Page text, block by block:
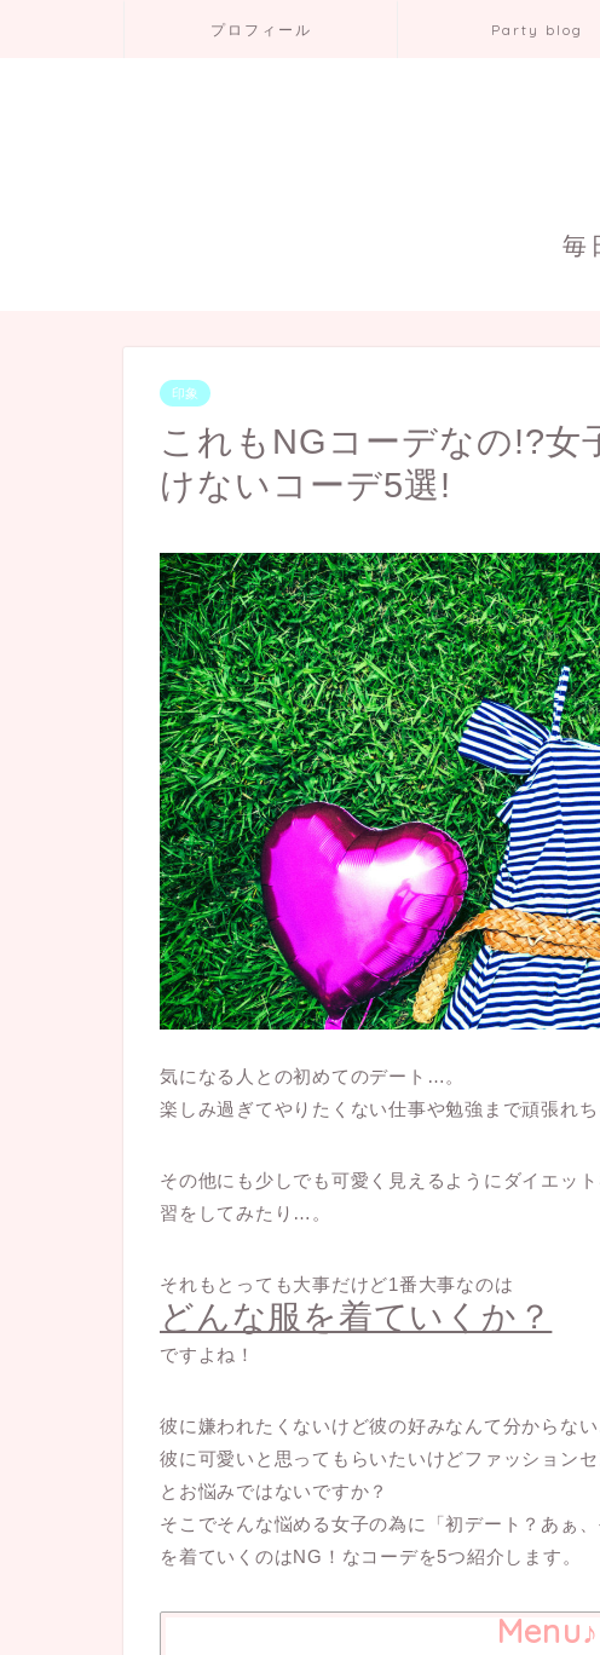
プロフィール Party blog
毎
印象
これもNGコーデなの!?女
けないコーデ5選!
気になる人との初めてのデート…。
楽しみ過ぎてやりたくない仕事や勉強まで頑張れち
その他にも少しでも可愛く見えるようにダイエッ
習をしてみたり…。
それもとっても大事だけど1番大事なのは
どんな服を着ていくか？
ですよね！
彼に嫌われたくないけど彼の好みなんて分からな
彼に可愛いと思ってもらいたいけどファッション
とお悩みではないですか？
そこでそんな悩める女子の為に「初デート？あぁ
を着ていくのはNG！なコーデを5つ紹介します。
Menu♪